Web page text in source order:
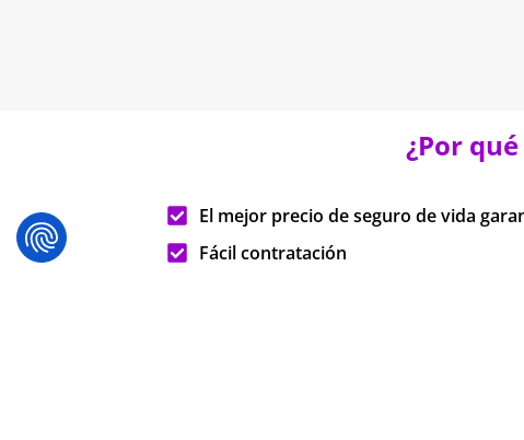
¿Por
El mejor precio de seguro de vida
Fácil contratación